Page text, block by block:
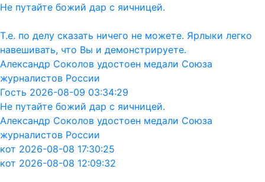
Не путайте божий дар с яичницей.
Т.е. по делу сказать ничего не можете. Ярлыки легко
навешивать, что Вы и демонстрируете.
Александр Соколов удостоен медали Союза
журналистов России
Гость 2026-08-09 03:34:29
Не путайте божий дар с яичницей.
Александр Соколов удостоен медали Союза
журналистов России
кот 2026-08-08 17:30:25
кот 2026-08-08 12:09:32